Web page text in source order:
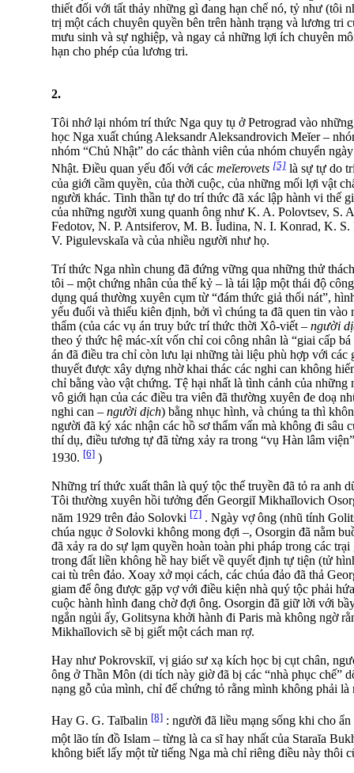
thiết đối với tất thảy những gì đang hạn chế nó, tỷ như (tôi
trị một cách chuyên quyền bên trên hành trạng và lương tri
mưu sinh và sự nghiệp, và ngay cả những lợi ích chuyên
hạn cho phép của lương tri.
2.
Tôi nhớ lại nhóm trí thức Nga quy tụ ở Petrograd vào
học Nga xuất chúng Aleksandr Aleksandrovich Meĭer –
nhóm “Chủ Nhật” do các thành viên của nhóm chuyển
Nhật. Điều quan yếu đối với các meĭerovets [5] là sự tự do
của giới cầm quyền, của thời cuộc, của những mối lợi vật
người khác. Tinh thần tự do trí thức đã xác lập hành vi thế
của những người xung quanh ông như K. A. Polovtsev, S.
Fedotov, N. P. Antsiferov, M. B. Ĭudina, N. I. Konrad, K.
V. Pigulevskaĭa và của nhiều người như họ.
Trí thức Nga nhìn chung đã đứng vững qua những thử
tôi – một chứng nhân của thế kỷ – là tái lập một thái độ
dụng quá thường xuyên cụm từ “đám thức giả thối nát”,
yếu đuối và thiếu kiên định, bởi vì chúng ta đã quen tin
thẩm (của các vụ án truy bức trí thức thời Xô-viết – người
theo ý thức hệ mác-xít vốn chỉ coi công nhân là “giai cấp
án đã điều tra chỉ còn lưu lại những tài liệu phù hợp với các
thuyết được xây dựng nhờ khai thác các nghi can không
chỉ bằng vào vật chứng. Tệ hại nhất là tình cảnh của
vô giới hạn của các điều tra viên đã thường xuyên đe doạ
nghi can – người dịch) bằng nhục hình, và chúng ta thì
người đã ký xác nhận các hồ sơ thẩm vấn mà không đi sâu
thí dụ, điều tương tự đã từng xảy ra trong “vụ Hàn lâm
1930. [6] )
Những trí thức xuất thân là quý tộc thế truyền đã tỏ ra anh
Tôi thường xuyên hồi tưởng đến Georgiĭ Mikhaĭlovich
năm 1929 trên đảo Solovki [7] . Ngày vợ ông (nhũ tính
chúa ngục ở Solovki không mong đợi –, Osorgin đã nằm
đã xảy ra do sự lạm quyền hoàn toàn phi pháp trong các
trong đất liền không hề hay biết về quyết định tự tiện (tử
cai tù trên đảo. Xoay xở mọi cách, các chúa đảo đã thả
giam để ông được gặp vợ với điều kiện nhà quý tộc phải
cuộc hành hình đang chờ đợi ông. Osorgin đã giữ lời với
ngắn ngủi ấy, Golitsyna khởi hành đi Paris mà không ngờ
Mikhaĭlovich sẽ bị giết một cách man rợ.
Hay như Pokrovskiĭ, vị giáo sư xạ kích học bị cụt chân,
ông ở Thần Môn (di tích này giờ đã bị các “nhà phục chế”
nạng gỗ của mình, chỉ để chứng tỏ rằng mình không phải là
Hay G. G. Taĭbalin [8] : người đã liều mạng sống khi cho
một lão tín đồ Islam – từng là ca sĩ hay nhất của Staraĭa
không biết lấy một từ tiếng Nga mà chỉ riêng điều này thôi